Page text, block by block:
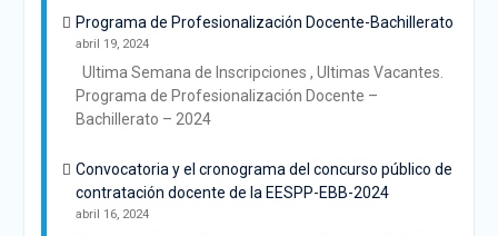
Programa de Profesionalización Docente-Bachillerato
abril 19, 2024
Ultima Semana de Inscripciones , Ultimas Vacantes.
Programa de Profesionalización Docente –
Bachillerato – 2024
Convocatoria y el cronograma del concurso público de
contratación docente de la EESPP-EBB-2024
abril 16, 2024